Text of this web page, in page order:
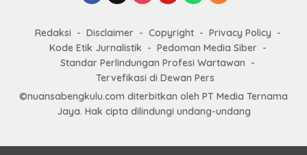
Redaksi Disclaimer Copyright
Privacy Policy
Kode Etik Jurnalistik
Pedoman Media Siber
Standar Perlindungan Profesi Wartawan
Tervefikasi di Dewan Pers
©nuansabengkulu.com diterbitkan oleh PT Media Ternama
Jaya. Hak cipta dilindungi undang-undang